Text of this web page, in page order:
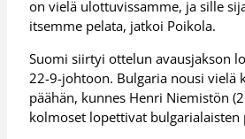
on vielä ulottuvissamme, ja sille
itsemme pelata, jatkoi Poikola.
Suomi siirtyi ottelun avausjakson
22-9-johtoon. Bulgaria nousi vielä
päähän, kunnes Henri Niemistön
kolmoset lopettivat bulgarialaisten